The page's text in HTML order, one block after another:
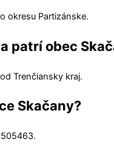
okresu Partizánske.
patrí obec
Trenčiansky kraj.
Skačany?
505463.